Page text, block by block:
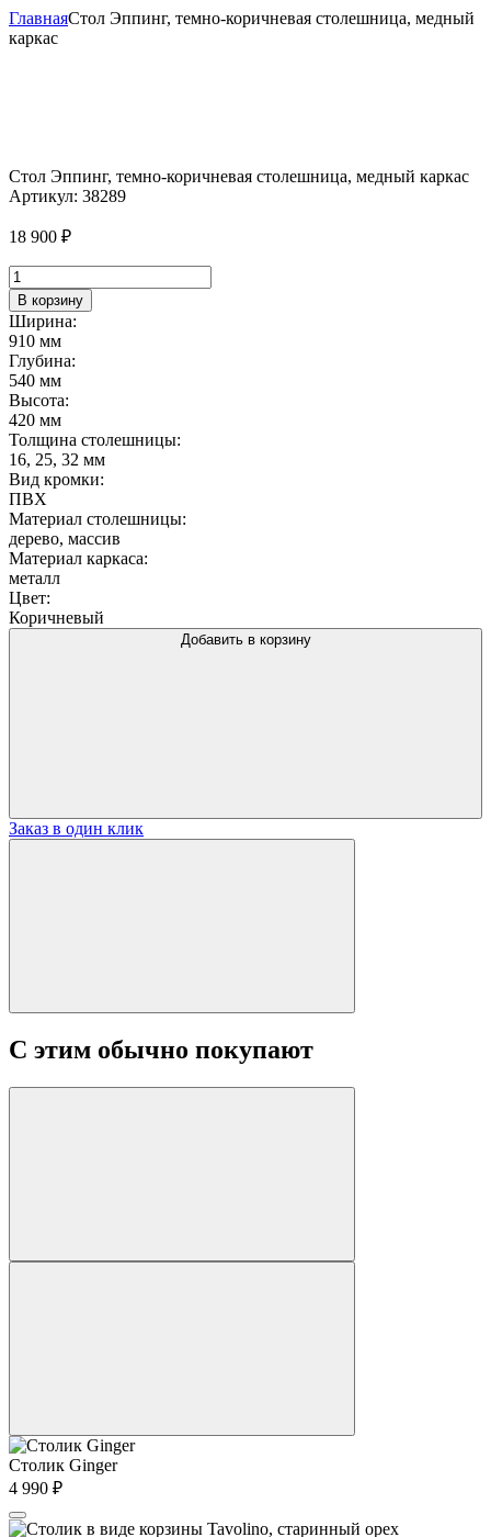
ГлавнаяСтол Эппинг, темно-коричневая столешница, медный
каркас
Стол Эппинг, темно-коричневая столешница, медный каркас
Артикул: 38289
18 900 ₽
Количество
товара
Стол
Эппинг,
темно-
коричневая
столешница,
медный
каркас
В корзину
Ширина:
910 мм
Глубина:
540 мм
Высота:
420 мм
Толщина столешницы:
16, 25, 32 мм
Вид кромки:
ПВХ
Материал столешницы:
дерево, массив
Материал каркаса:
металл
Цвет:
Коричневый
Добавить в корзину
Заказ в один клик
С этим обычно покупают
Столик Ginger
4 990 ₽